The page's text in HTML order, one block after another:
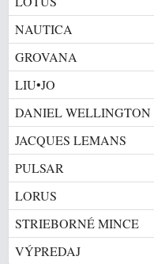
NAUTICA
GROVANA
LIU•JO
DANIEL WELLINGTON
JACQUES LEMANS
PULSAR
LORUS
STRIEBORNÉ MINCE
VÝPREDAJ